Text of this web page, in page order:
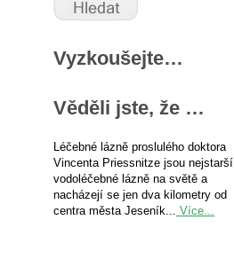
Vyzkoušejte…
Věděli jste, že …
Léčebné lázně proslulého doktora
Vincenta Priessnitze jsou nejstarší
vodoléčebné lázně na světě a
nacházejí se jen dva kilometry od
centra města Jeseník... Více...